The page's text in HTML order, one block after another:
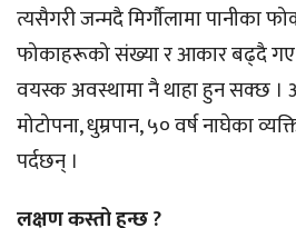
त्यसैगरी जन्मदै मिर्गौलामा पानीका
फोकाहरूको संख्या र आकार बढ्दै
वयस्क अवस्थामा नै थाहा हुन सक्छ ।
मोटोपना, धुम्रपान, ५० वर्ष नाघेका
पर्दछन् ।
लक्षण कस्तो हुन्छ ?